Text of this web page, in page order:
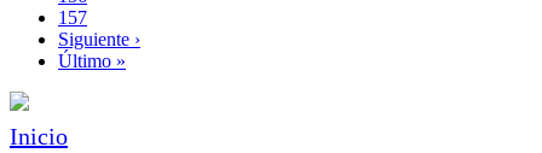
Page
157
Siguiente
página
Siguiente ›
Última
Último »
Inicio